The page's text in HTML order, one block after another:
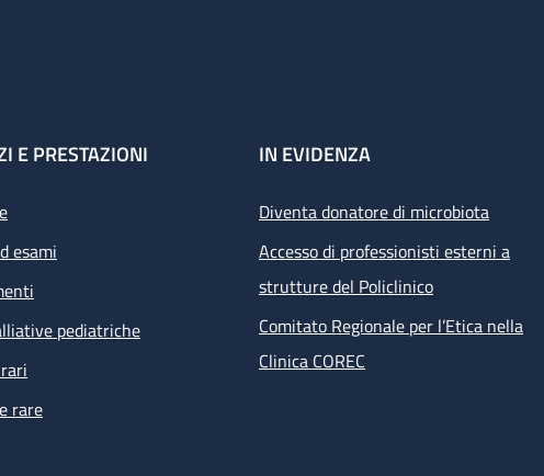
E PRESTAZIONI
esami
pediatriche
rare
IN EVIDENZA
Diventa donatore di microbiota
Accesso di professionisti esterni a
strutture del Policlinico
Comitato Regionale per l’Etica nella
Clinica COREC